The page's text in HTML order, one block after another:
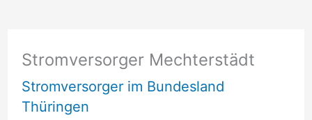
Stromversorger Mechterstädt
Stromversorger im Bundesland
Thüringen